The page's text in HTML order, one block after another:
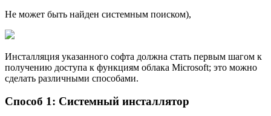
Не может быть найден системным поиском),
Инсталляция указанного софта должна стать первым шагом к
получению доступа к функциям облака Microsoft; это можно
сделать различными способами.
Способ 1: Системный инсталлятор